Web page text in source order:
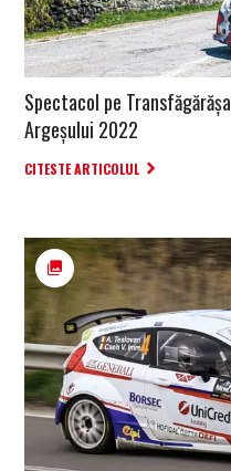
Spectacol pe
Argeșului 2022
CITESTE ARTICOLUL